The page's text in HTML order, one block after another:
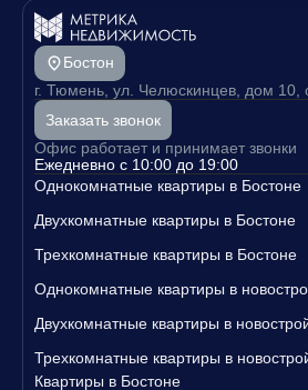
отличаются хорошим качеством и
айонов Бостона даст возможность
е хочется жить.
Цены на квартиры начинаются от
аш выбор еще более привлекательным.
ть двухкомнатную квартиру на
ть владельцем своего уютного уголка в
Свяжитесь с нами уже сегодня, чтобы
редложениях и записаться на просмотр
Бостон
г. Тюмень, ул. Челюскинцев, дом 10,
Заказать звонок
Офис работает и принимает звонки
Ежедневно с 10:00 до 19:00
Однокомнатные квартиры в Бостоне
Двухкомнатные квартиры в Бостоне
Трехкомнатные квартиры в Бостоне
Однокомнатные квартиры в
Двухкомнатные квартиры в
Трехкомнатные квартиры в
Квартиры в Бостоне